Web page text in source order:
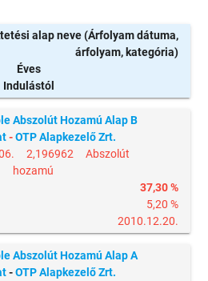
alap neve (Árfolyam dátuma,
árfolyam, kategória)
Éves
Indulástól
Abszolút Hozamú Alap B
-OTP Alapkezelő Zrt.
2,196962 Abszolút
hozamú
37,30 %
5,20 %
2010.12.20.
Abszolút Hozamú Alap A
-OTP Alapkezelő Zrt.